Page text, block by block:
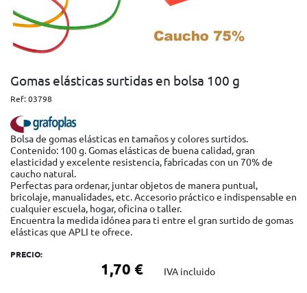
Gomas elásticas surtidas en bolsa 100 g
Ref:03798
Bolsa de gomas elásticas en tamaños y colores surtidos.
Contenido: 100 g. Gomas elásticas de buena calidad, gran
elasticidad y excelente resistencia, fabricadas con un 70% de
caucho natural.
Perfectas para ordenar, juntar objetos de manera puntual,
bricolaje, manualidades, etc. Accesorio práctico e indispensable en
cualquier escuela, hogar, oficina o taller.
Encuentra la medida idónea para ti entre el gran surtido de gomas
elásticas que APLI te ofrece.
PRECIO:
1,70 € IVA incluido